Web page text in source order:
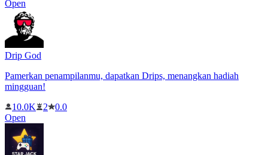
Open
Drip God
Pamerkan penampilanmu, dapatkan Drips, menangkan hadiah
mingguan!
10.0K
2
0.0
Open